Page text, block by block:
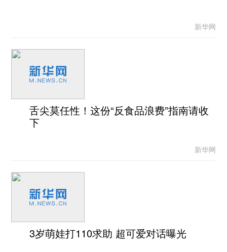
新华网
舌尖莫任性！这份“反食品浪费”指南请收
下
新华网
3岁萌娃打110求助 超可爱对话曝光